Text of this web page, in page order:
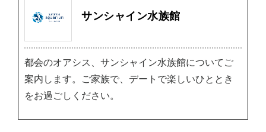
サンシャイン水族館
都会のオアシス、サンシャイン水族館についてご
案内します。ご家族で、デートで楽しいひととき
をお過ごしください。